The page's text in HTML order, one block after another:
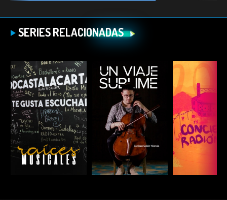
SERIES RELACIONADAS
ESCUCHAR ESCUCHAR